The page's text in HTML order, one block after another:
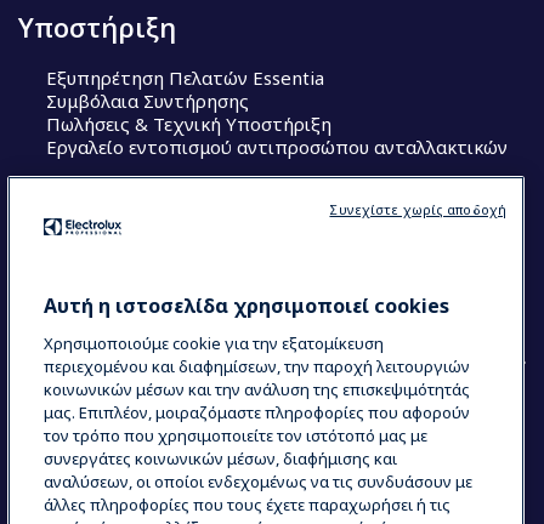
Υποστήριξη
Εξυπηρέτηση Πελατών Essentia
Συμβόλαια Συντήρησης
Πωλήσεις & Τεχνική Υποστήριξη
Εργαλείο εντοπισμού αντιπροσώπου ανταλλακτικών
Electrolux Professional Ακαδημία Chef
COUNTRY AND LANGUAGE
Η ΕΠΙΛΟΓΉ ΣΑΣ: ΕΛΛΗΝΙΚΆ
Αυτή η ιστοσελίδα χρησιμοποιεί cookies
Χρησιμοποιούμε cookie για την εξατομίκευση
περιεχομένου και διαφημίσεων, την παροχή λειτουργιών
κοινωνικών μέσων και την ανάλυση της επισκεψιμότητάς
μας. Επιπλέον, μοιραζόμαστε πληροφορίες που αφορούν
τον τρόπο που χρησιμοποιείτε τον ιστότοπό μας με
συνεργάτες κοινωνικών μέσων, διαφήμισης και
αναλύσεων, οι οποίοι ενδεχομένως να τις συνδυάσουν με
άλλες πληροφορίες που τους έχετε παραχωρήσει ή τις
Συνεχίστε χωρίς αποδοχή